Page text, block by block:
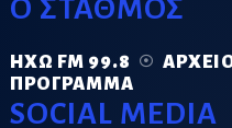
Ο ΣΤΑΘΜΟΣ
ΗΧΏ FM 99.8
ΠΡΌΓΡΑΜΜΑ
SOCIAL MEDIA